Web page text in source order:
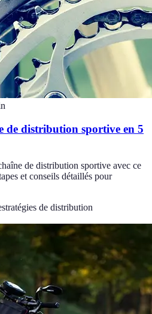
de distribution sportive en 5
de distribution sportive avec ce
et conseils détaillés pour
stratégies de distribution